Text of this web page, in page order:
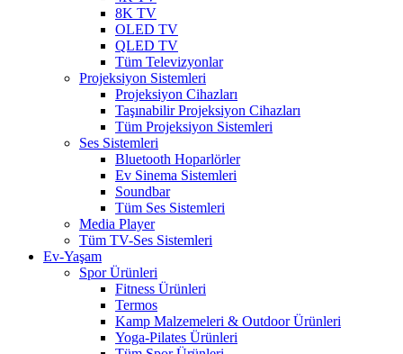
8K TV
OLED TV
QLED TV
Tüm Televizyonlar
Projeksiyon Sistemleri
Projeksiyon Cihazları
Taşınabilir Projeksiyon Cihazları
Tüm Projeksiyon Sistemleri
Ses Sistemleri
Bluetooth Hoparlörler
Ev Sinema Sistemleri
Soundbar
Tüm Ses Sistemleri
Media Player
Tüm TV-Ses Sistemleri
Ev-Yaşam
Spor Ürünleri
Fitness Ürünleri
Termos
Kamp Malzemeleri & Outdoor Ürünleri
Yoga-Pilates Ürünleri